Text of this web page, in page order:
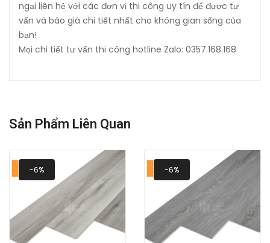
ngại liên hệ với các đơn vị thi công uy tín để được tư
vấn và báo giá chi tiết nhất cho không gian sống của
bạn!
Mọi chi tiết tư vấn thi công hotline Zalo: 0357.168.168
Sản Phẩm Liên Quan
-6% -6%